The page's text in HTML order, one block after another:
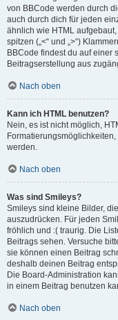
von BBCode werden durch
auch durch dich für jeden
ähnlich wie HTML aufgebaut,
spitzen („<“ und „>“)
BBCode findest du auf einer
Beitragserstellung aus
Nach oben
Kann ich HTML benutzen?
Nein, es ist nicht möglich,
werden.
Nach oben
Was sind Smileys?
Smileys sind kleine Bilder,
auszudrücken. Für jeden
fröhlich und :( traurig. Die
Beitrags sehen. Versuche
sie können einen Beitrag
deshalb deinen Beitrag
Die Board-Administration
in einem Beitrag benutzen
Nach oben